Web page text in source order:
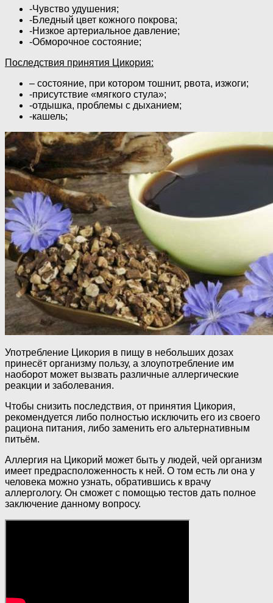
-Чувство удушения;
-Бледный цвет кожного покрова;
-Низкое артериальное давление;
-Обморочное состояние;
Последствия принятия Цикория:
– состояние, при котором тошнит, рвота, изжоги;
-присутствие «мягкого стула»;
-отдышка, проблемы с дыханием;
-кашель;
Употребление Цикория в пищу в небольших дозах
принесёт организму пользу, а злоупотребление им
наоборот может вызвать различные аллергические
реакции и заболевания.
Чтобы снизить последствия, от принятия Цикория,
рекомендуется либо полностью исключить его из своего
рациона питания, либо заменить его альтернативным
питьём.
Аллергия на Цикорий может быть у людей, чей организм
имеет предрасположенность к ней. О том есть ли она у
человека можно узнать, обратившись к врачу
аллергологу. Он сможет с помощью тестов дать полное
заключение данному вопросу.